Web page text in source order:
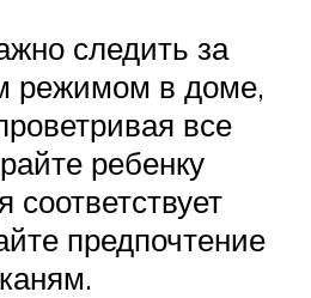
следить за
режимом в доме,
все
ребенку
соответствует
предпочтение